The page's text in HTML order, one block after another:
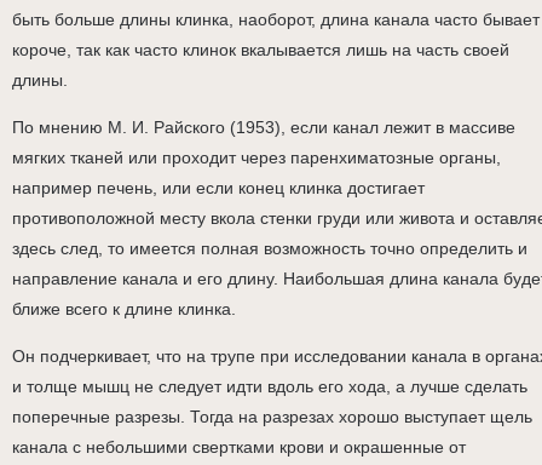
быть больше длины клинка, наоборот, длина канала часто бывает
короче, так как часто клинок вкалывается лишь на часть своей
длины.
По мнению М. И. Райского (1953), если канал лежит в массиве
мягких тканей или проходит через паренхиматозные органы,
например печень, или если конец клинка достигает
противоположной месту вкола стенки груди или живота и
здесь след, то имеется полная возможность точно определить и
направление канала и его длину. Наибольшая длина канала
ближе всего к длине клинка.
Он подчеркивает, что на трупе при исследовании канала в
и толще мышц не следует идти вдоль его хода, а лучше сделать
поперечные разрезы. Тогда на разрезах хорошо выступает щель
канала с небольшими свертками крови и окрашенные от